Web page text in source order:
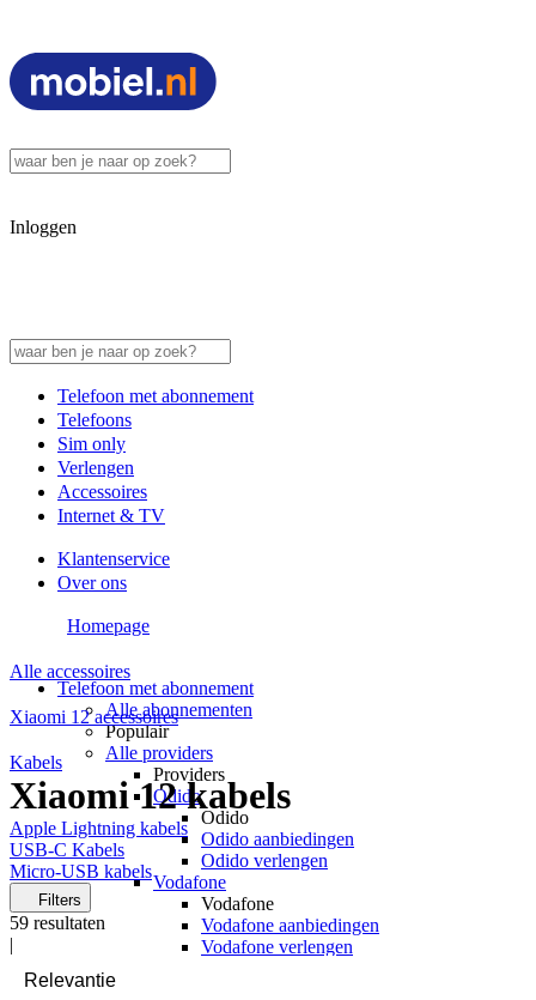
Inloggen
Telefoon met abonnement
Telefoons
Sim only
Verlengen
Accessoires
Internet & TV
Klantenservice
Over ons
Telefoon met abonnement
Alle abonnementen
Populair
Alle providers
Providers
Odido
Odido
Odido aanbiedingen
Odido verlengen
Vodafone
Vodafone
Vodafone aanbiedingen
Vodafone verlengen
Homepage
Alle accessoires
Xiaomi 12 accessoires
Kabels
Xiaomi 12 kabels
Apple Lightning kabels
USB-C Kabels
Micro-USB kabels
Filters
59 resultaten
|